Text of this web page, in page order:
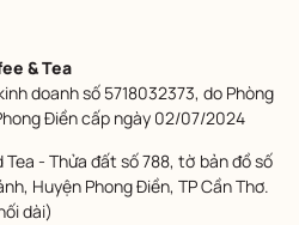
& Tea
doanh số 5718032373, do Phòng
Điền cấp ngày 02/07/2024
Tea - Thửa đất số 788, tờ bản đồ số
Huyện Phong Điền, TP Cần Thơ.
dài)